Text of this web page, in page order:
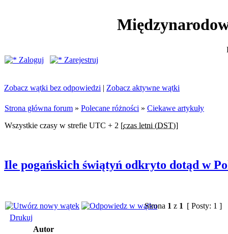
Zaloguj
Zarejestruj
Zobacz wątki bez odpowiedzi | Zobacz aktywne wątki
Strona główna forum » Polecane różności » Ciekawe artykuły
Wszystkie czasy w strefie UTC + 2 [czas letni (DST)]
Ile pogańskich świątyń odkryto dotąd w
Strona 1 z 1 [ Posty: 1 ]
Drukuj
Autor